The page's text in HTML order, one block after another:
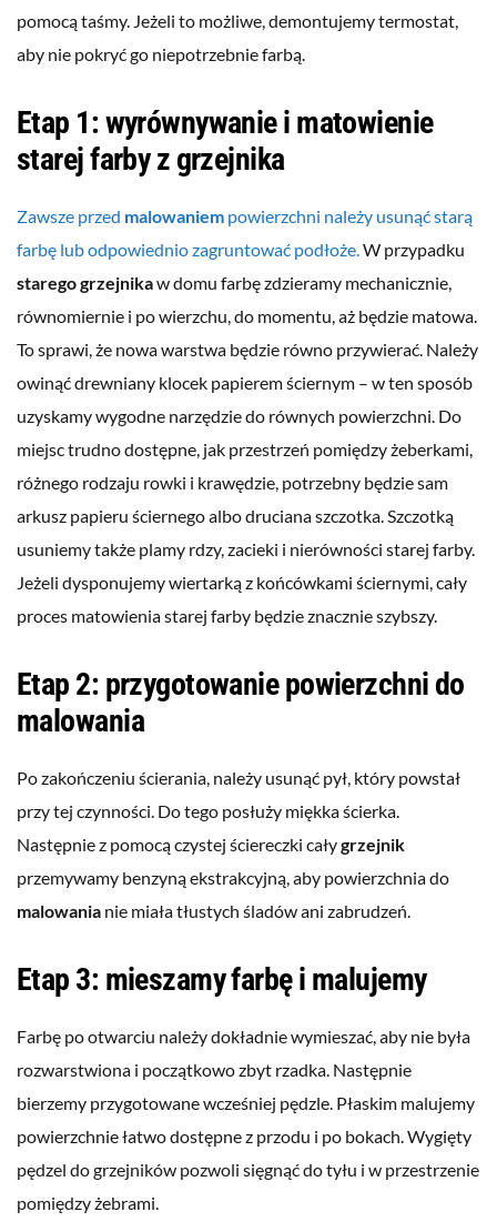
pomocą taśmy. Jeżeli to możliwe, demontujemy termostat,
aby nie pokryć go niepotrzebnie farbą.
Etap 1: wyrównywanie i matowienie
starej farby z grzejnika
Zawsze przed malowaniem powierzchni należy usunąć starą
farbę lub odpowiednio zagruntować podłoże.W przypadku
starego grzejnikaw domu farbę zdzieramy mechanicznie,
równomiernie i po wierzchu, do momentu, aż będzie matowa.
To sprawi, że nowa warstwa będzie równo przywierać. Należy
owinąć drewniany klocek papierem ściernym – w ten sposób
uzyskamy wygodne narzędzie do równych powierzchni. Do
miejsc trudno dostępne, jak przestrzeń pomiędzy żeberkami,
różnego rodzaju rowki i krawędzie, potrzebny będzie sam
arkusz papieru ściernego albo druciana szczotka. Szczotką
usuniemy także plamy rdzy, zacieki i nierówności starej farby.
Jeżeli dysponujemy wiertarką z końcówkami ściernymi, cały
proces matowienia starej farby będzie znacznie szybszy.
Etap 2: przygotowanie powierzchni do
malowania
Po zakończeniu ścierania, należy usunąć pył, który powstał
przy tej czynności. Do tego posłuży miękka ścierka.
Następnie z pomocą czystej ściereczki całygrzejnik
przemywamy benzyną ekstrakcyjną, aby powierzchnia do
malowania nie miała tłustych śladów ani zabrudzeń.
Etap 3: mieszamy farbę i malujemy
Farbę po otwarciu należy dokładnie wymieszać, aby nie była
rozwarstwiona i początkowo zbyt rzadka. Następnie
bierzemy przygotowane wcześniej pędzle. Płaskim malujemy
powierzchnie łatwo dostępne z przodu i po bokach. Wygięty
pędzel do grzejników pozwoli sięgnąć do tyłu i w przestrzenie
pomiędzy żebrami.